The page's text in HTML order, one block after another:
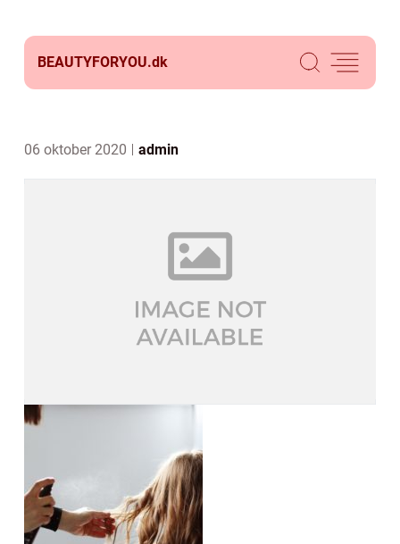
BEAUTYFORYOU.dk
06 oktober 2020 admin